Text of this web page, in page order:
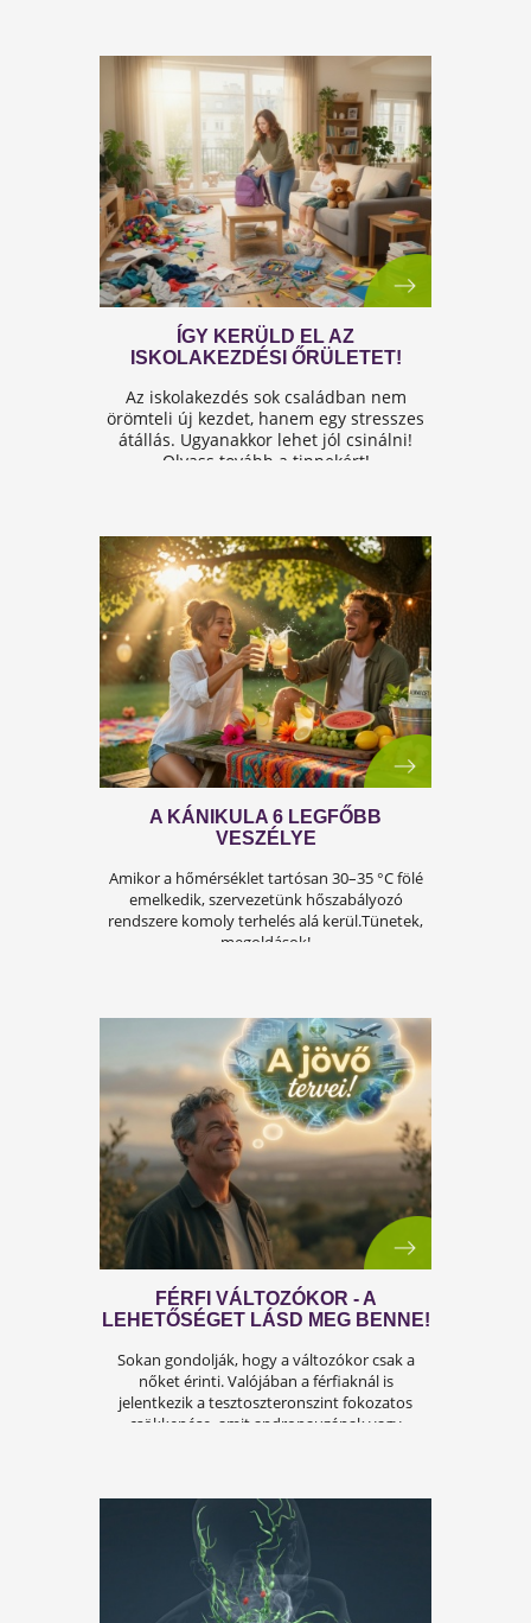
A FÉRFIASSÁG PROBLÉMÁJA:
OKAI, TÜNETEI ÉS LEHETSÉGES
MEGOLDÁSAI
A férfiasság, vagy más néven a szexuális
teljesítmény, sok férfi számára központi
az életben. Nem csupán a testi egészséget,